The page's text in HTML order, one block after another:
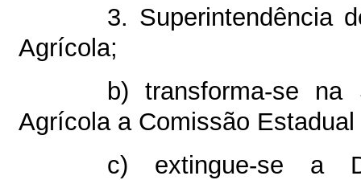
3. Superintendência
Agrícola;
b) transforma-se na
Agrícola a Comissão
c) extingue-se a